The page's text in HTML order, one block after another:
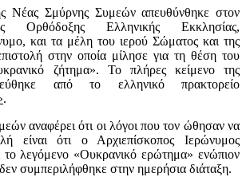
Νέας Σμύρνης Συμεών απευθύνθηκε στον
Ορθόδοξης Ελληνικής Εκκλησίας,
και τα μέλη του ιερού Σώματος και της
στην οποία μίλησε για τη θέση του
ζήτημα». Το πλήρες κείμενο της
από το ελληνικό πρακτορείο
.
αναφέρει ότι οι λόγοι που τον ώθησαν να
είναι ότι ο Αρχιεπίσκοπος Ιερώνυμος
το λεγόμενο «Ουκρανικό ερώτημα» ενώπιον
συμπεριλήφθηκε στην ημερήσια διάταξη.